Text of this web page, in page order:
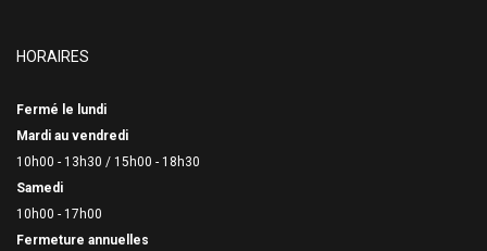
HORAIRES
Fermé le lundi
Mardi au vendredi
10h00 - 13h30 / 15h00 - 18h30
Samedi
10h00 - 17h00
Fermeture annuelles